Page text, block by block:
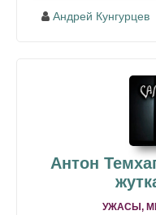
Андрей Кунгурцев
Антон
УЖАСЫ,